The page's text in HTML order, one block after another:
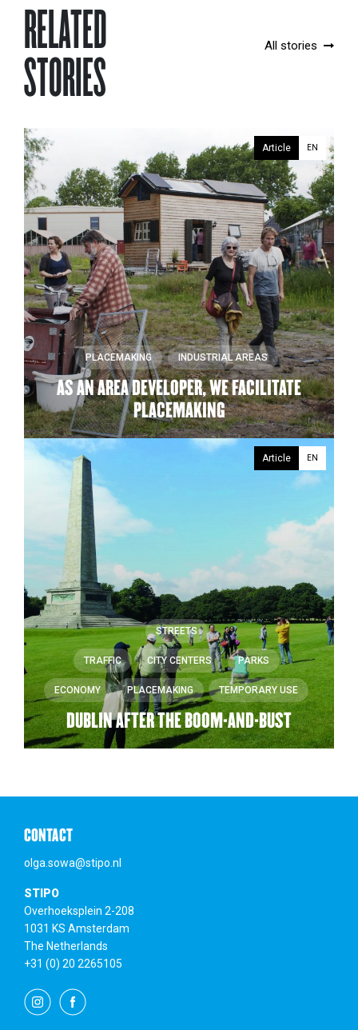
RELATED
STORIES
All stories
Article EN
PLACEMAKING INDUSTRIAL AREAS
AS AN AREA DEVELOPER, WE FACILITATE
PLACEMAKING
Article EN
ECONOMY PLACEMAKING TEMPORARY USE
TRAFFIC CITY CENTERS PARKS
STREETS
DUBLIN AFTER THE BOOM-AND-BUST
CONTACT
olga.sowa@stipo.nl
STIPO
Overhoeksplein 2-208
1031 KS Amsterdam
The Netherlands
+31 (0) 20 2265105